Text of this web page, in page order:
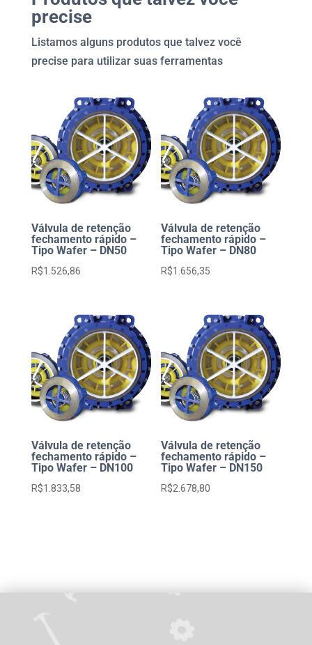
Cabeçote
quantidade
precise
Listamos alguns produtos que talvez você
precise para utilizar suas ferramentas
Válvula de retenção
fechamento rápido –
Tipo Wafer – DN50
R$1.526,86
Válvula de retenção
fechamento rápido –
Tipo Wafer – DN80
R$1.656,35
Válvula de retenção
fechamento rápido –
Tipo Wafer – DN100
R$1.833,58
Válvula de retenção
fechamento rápido –
Tipo Wafer – DN150
R$2.678,80